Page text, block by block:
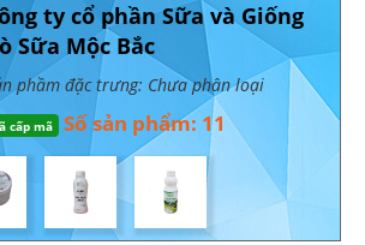
ty cổ phần Sữa và Giống
Sữa Mộc Bắc
phầm đặc trưng: Chưa phân loại
cấp mã Số sản phẩm: 11